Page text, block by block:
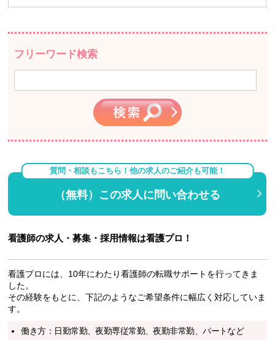
フリーワード検索
質問・相談もこちら！他の求人のご紹介も可能！
（無料）この求人に問い合わせる
看護師の求人・募集・採用情報は看護プロ！
看護プロには、10年にわたり看護師の転職サポートを行ってきま
した。
その経験をもとに、下記のようなご希望条件に幅広く対応していま
す。
働き方：日勤常勤、夜勤専従常勤、夜勤非常勤、パートなど